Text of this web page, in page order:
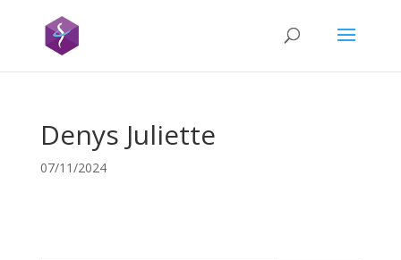
Denys Juliette
07/11/2024